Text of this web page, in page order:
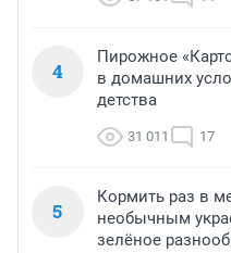
4
Пирожное
в домашних
детства
31 011 17
5
Кормить раз в
необычным
зелёное